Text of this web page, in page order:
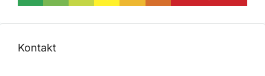
Kontakt